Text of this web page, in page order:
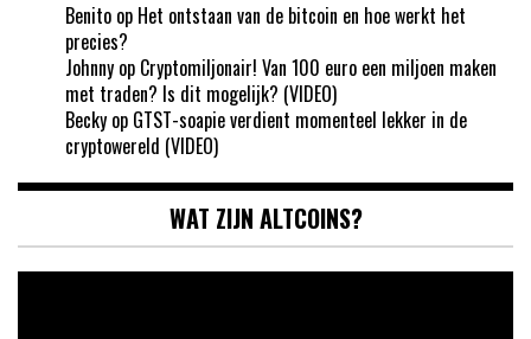
Benito op Het ontstaan van de bitcoin en hoe werkt het
precies?
Johnny op Cryptomiljonair! Van 100 euro een miljoen maken
met traden? Is dit mogelijk? (VIDEO)
Becky op GTST-soapie verdient momenteel lekker in de
cryptowereld (VIDEO)
WAT ZIJN ALTCOINS?